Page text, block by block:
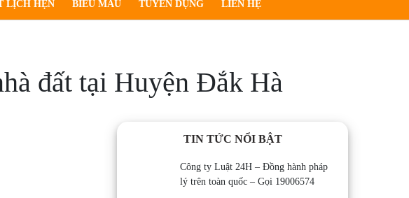
LỊCH HẸN BIỂU MẪU TUYỂN DỤNG LIÊN HỆ
đất tại Huyện Đắk Hà
TIN TỨC NỔI BẬT
Công ty Luật 24H – Đồng hành pháp
lý trên toàn quốc – Gọi 19006574